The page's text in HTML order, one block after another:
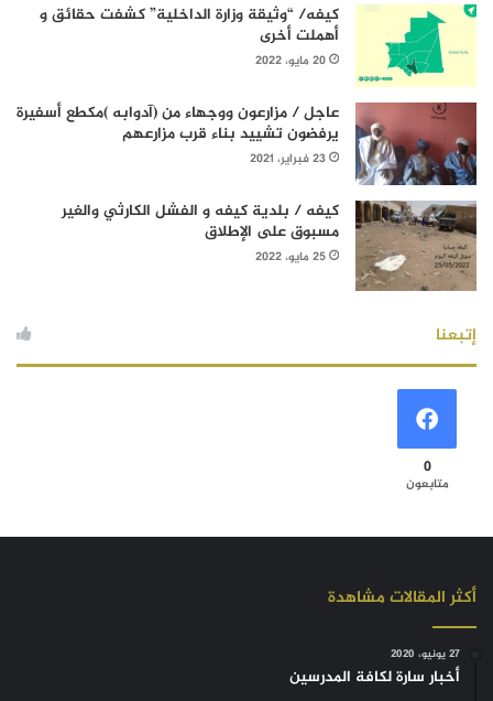
كيفه/ “وثيقة وزارة الداخلية” كشفت حقائق و
أهملت أخرى
20 مايو، 2022
عاجل / مزارعون ووجهاء من (آدوابه )مكطع أسفيرة
يرفضون تشييد بناء قرب مزارعهم
23 فبراير، 2021
كيفه / بلدية كيفه و الفشل الكارثي والغير
مسبوق على الإطلاق
25 مايو، 2022
إتبعنا
0
متابعون
أكثر المقالات مشاهدة
27 يونيو، 2020
أخبار سارة لكافة المدرسين